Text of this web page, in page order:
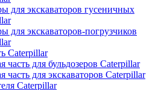
для экскаваторов гусеничных
для экскаваторов-погрузчиков
Caterpillar
часть для бульдозеров Caterpillar
часть для экскаваторов Caterpillar
Caterpillar